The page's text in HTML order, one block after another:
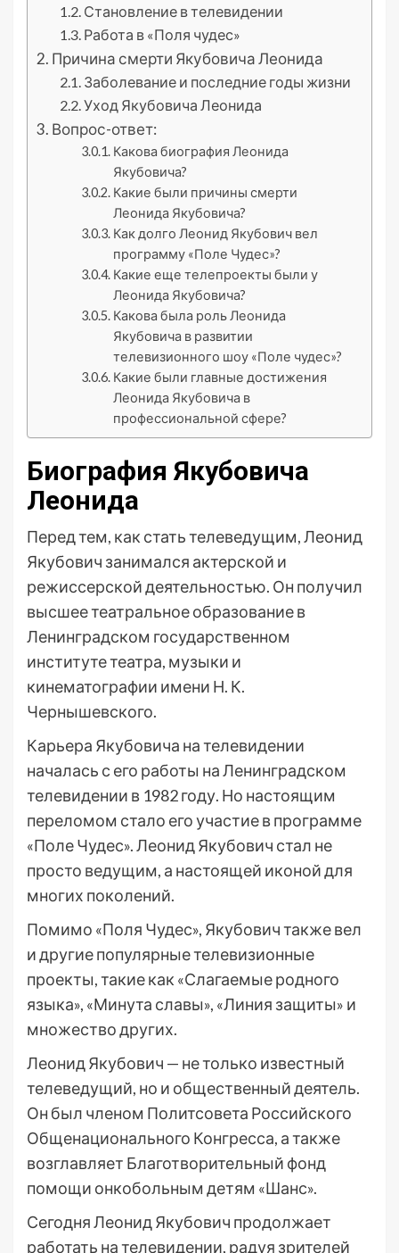
Становление в телевидении
Работа в «Поля чудес»
Причина смерти Якубовича Леонида
Заболевание и последние годы жизни
Уход Якубовича Леонида
Вопрос-ответ:
Какова биография Леонида
Якубовича?
Какие были причины смерти
Леонида Якубовича?
Как долго Леонид Якубович вел
программу «Поле Чудес»?
Какие еще телепроекты были у
Леонида Якубовича?
Какова была роль Леонида
Якубовича в развитии
телевизионного шоу «Поле чудес»?
Какие были главные достижения
Леонида Якубовича в
профессиональной сфере?
Биография Якубовича
Леонида
Перед тем, как стать телеведущим, Леонид
Якубович занимался актерской и
режиссерской деятельностью. Он получил
высшее театральное образование в
Ленинградском государственном
институте театра, музыки и
кинематографии имени Н. К.
Чернышевского.
Карьера Якубовича на телевидении
началась с его работы на Ленинградском
телевидении в 1982 году. Но настоящим
переломом стало его участие в программе
«Поле Чудес». Леонид Якубович стал не
просто ведущим, а настоящей иконой для
многих поколений.
Помимо «Поля Чудес», Якубович также вел
и другие популярные телевизионные
проекты, такие как «Слагаемые родного
языка», «Минута славы», «Линия защиты» и
множество других.
Леонид Якубович — не только известный
телеведущий, но и общественный деятель.
Он был членом Политсовета Российского
Общенационального Конгресса, а также
возглавляет Благотворительный фонд
помощи онкобольным детям «Шанс».
Сегодня Леонид Якубович продолжает
работать на телевидении, радуя зрителей